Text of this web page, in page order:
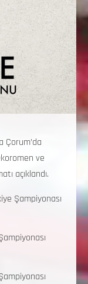
Çorum’da
ve
açıklandı.
Şampiyonası